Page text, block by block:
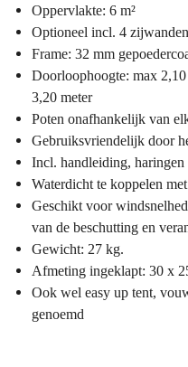
Oppervlakte: 6 m²
Optioneel incl. 4
Frame: 32 mm
Doorloophoogte: max
3,20 meter
Poten onafhankelijk van
Gebruiksvriendelijk door
Incl. handleiding, haringen
Waterdicht te koppelen
Geschikt voor
van de beschutting en
Gewicht: 27 kg.
Afmeting ingeklapt: 30 x
Ook wel easy up tent,
genoemd